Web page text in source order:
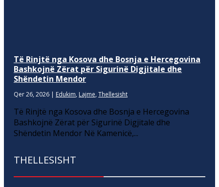
Të Rinjtë nga Kosova dhe Bosnja e Hercegovina
Bashkojnë Zërat për Sigurinë Digjitale dhe
Shëndetin Mendor
Qer 26, 2026 | Edukim, Lajme, Thellesisht
Të Rinjtë nga Kosova dhe Bosnja e Hercegovina
Bashkojnë Zërat për Sigurinë Digjitale dhe
Shëndetin Mendor Në Kamenicë,...
THELLESISHT